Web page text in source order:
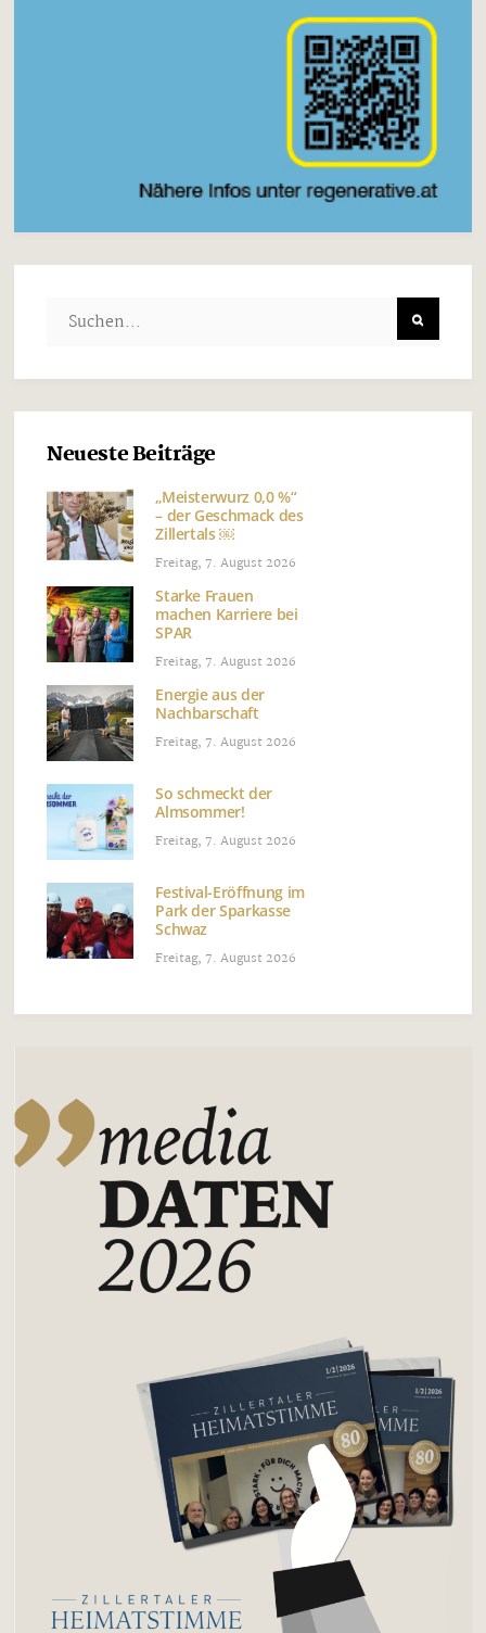
Neueste Beiträge
„Meisterwurz 0,0 %“
– der Geschmack des
Zillertals ￼
Freitag, 7. August 2026
Starke Frauen
machen Karriere bei
SPAR
Freitag, 7. August 2026
Energie aus der
Nachbarschaft
Freitag, 7. August 2026
So schmeckt der
Almsommer!
Freitag, 7. August 2026
Festival-Eröffnung im
Park der Sparkasse
Schwaz
Freitag, 7. August 2026